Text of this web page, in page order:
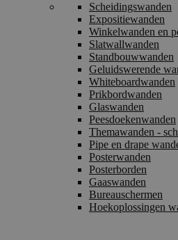
Scheidingswanden
Expositiewanden
Winkelwanden en
Slatwallwanden
Standbouwwanden
Geluidswerende
Whiteboardwanden
Prikbordwanden
Glaswanden
Peesdoekenwanden
Themawanden -
Pipe en drape
Posterwanden
Posterborden
Gaaswanden
Bureauschermen
Hoekoplossingen